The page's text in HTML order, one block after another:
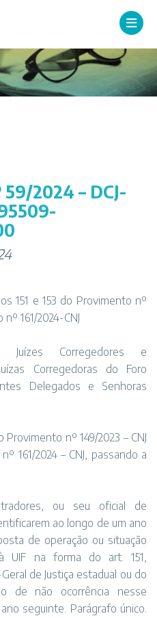
2024 – DCJ-
151 e 153 do Provimento nº
161/2024-CNJ
Juízes Corregedores e
Corregedoras do Foro
Delegados e Senhoras
nº 149/2023 – CNJ
161/2024 – CNJ, passando a
ou seu oficial de
ao longo de um ano
de operação ou situação
UIF na forma do art. 151,
de Justiça estadual ou do
de não ocorrência nesse
seguinte. Parágrafo único.